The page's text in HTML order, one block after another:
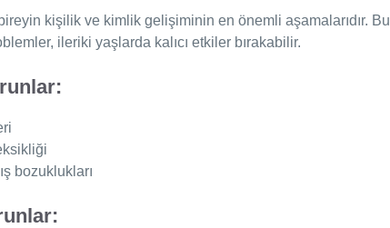
kişilik ve kimlik gelişiminin en önemli aşamalarıdır. Bu
ileriki yaşlarda kalıcı etkiler bırakabilir.
bozuklukları